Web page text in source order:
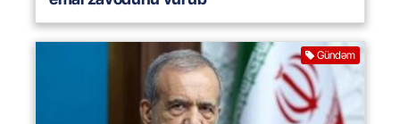
Gündəm